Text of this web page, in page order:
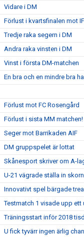
Vidare i DM
Förlust i kvartsfinalen mot
Tredje raka segern i DM
Andra raka vinsten i DM
Vinst i första DM-matchen
En bra och en mindre bra
Förlust mot FC Rosengård
Förlust i sista MM matchen!
Seger mot Barrikaden AIF
DM gruppspelet är lottat
Skånesport skriver om A-
U-21 vägrade ställa in
Innovativt spel bärgade
Testmatch 1 visade upp ett
Träningsstart inför 2018
U fick tyvärr ingen ärlig